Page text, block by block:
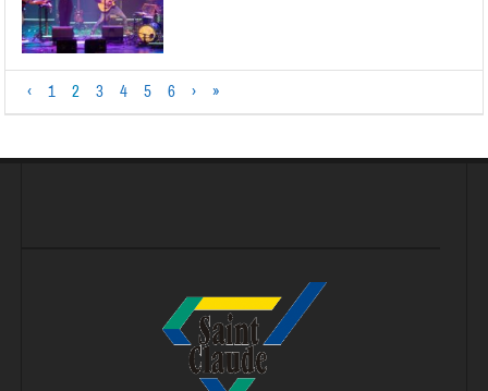
‹ 1 2 3 4 5 6 › »